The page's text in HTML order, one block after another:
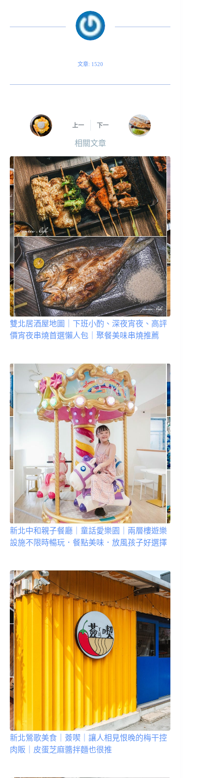
文章: 1520
上一 下一
相關文章
雙北居酒屋地圖｜下班小酌、深夜宵夜、高評
價宵夜串燒首選懶人包｜聚餐美味串燒推薦
新北中和親子餐廳｜童話愛樂園｜兩層樓遊樂
設施不限時暢玩．餐點美味．放風孩子好選擇
新北鶯歌美食｜薟喫｜讓人相見恨晚的梅干控
肉販｜皮蛋芝麻醬拌麵也很推